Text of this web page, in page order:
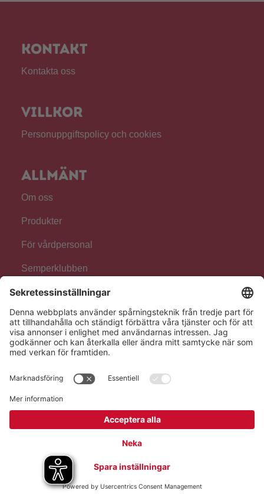
Kontakt
Kontakta oss
Villkor
Personuppgiftspolicy och cookies
Allmänt
Om oss
Produkter
För vårdpersonal
Semperklubben
Följ oss!
Hero Global
Copyright © Hero 2026